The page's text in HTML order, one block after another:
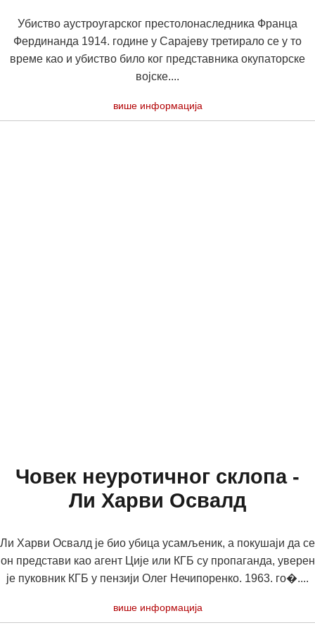
Убиство аустроугарског престолонаследника Франца
Фердинанда 1914. године у Сарајеву третирало се у то
време као и убиство било ког представника окупаторске
војске....
више информација
Човек неуротичног склопа -
Ли Харви Освалд
Ли Харви Освалд је био убица усамљеник, а покушаји да се
он представи као агент Ције или КГБ су пропаганда, уверен
је пуковник КГБ у пензији Олег Нечипоренко. 1963. го�....
више информација